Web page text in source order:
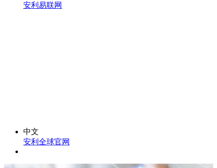
安利易联网
中文
安利全球官网